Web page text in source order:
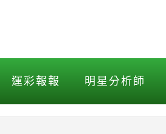
關注度更高
運彩報報 明星分析師